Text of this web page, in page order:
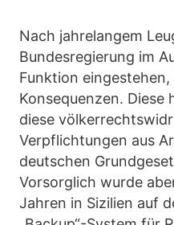
Nach jahrelangem
Bundesregierung im
Funktion
Konsequenzen.
diese
Verpflichtungen aus
deutschen
Vorsorglich wurde
Jahren in Sizilien auf